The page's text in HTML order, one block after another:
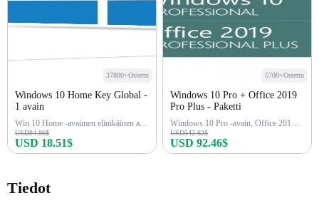
37800+Ostettu
Windows 10 Home Key Global -
1 avain
Win 10 Home -avaimen elinikäinen aktivointi
USD84.86$
USD 18.51$
5700+Ostettu
Windows 10 Pro + Office 2019
Pro Plus - Paketti
Windows 10 Pro -avain, Office 2019 Pro -avain
USD542.82$
USD 92.46$
Tiedot